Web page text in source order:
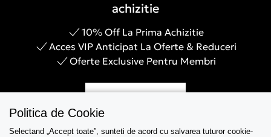
achizitie
10% Off La Prima Achizitie
Acces VIP Anticipat La Oferte & Reduceri
Oferte Exclusive Pentru Membri
Politica de Cookie
Selectand „Accept toate”, sunteti de acord cu salvarea tuturor cookie-